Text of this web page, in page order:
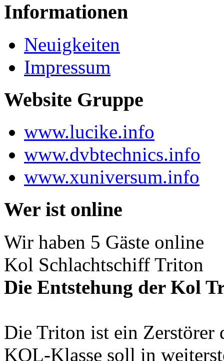
Informationen
Neuigkeiten
Impressum
Website Gruppe
www.lucike.info
www.dvbtechnics.info
www.xuniversum.info
Wer ist online
Wir haben 5 Gäste online
Kol Schlachtschiff Triton
Die Entstehung der Kol
Die Triton ist ein Zerstörer
KOL-Klasse soll in